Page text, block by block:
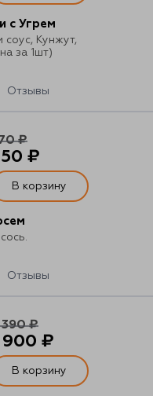
Отзывы
с Угрем
соус, Кунжут,
за 1шт)
Отзывы
₽
₽
В корзину
390 ₽
900 ₽
В корзину